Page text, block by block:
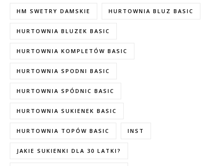
HM SWETRY DAMSKIE HURTOWNIA BLUZ BASIC
HURTOWNIA BLUZEK BASIC
HURTOWNIA KOMPLETÓW BASIC
HURTOWNIA SPODNI BASIC
HURTOWNIA SPÓDNIC BASIC
HURTOWNIA SUKIENEK BASIC
HURTOWNIA TOPÓW BASIC INST
JAKIE SUKIENKI DLA 30 LATKI?